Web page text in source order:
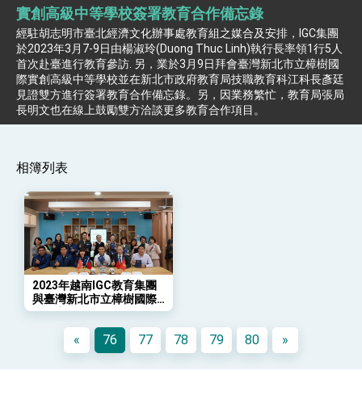
卓揆：臺美關稅談判階段性結果有助臺灣取得有
利戰略地位 全力支持「臺美對等貿易協定」簽署
外交部與數位發展部攜手合作，整合台灣雄厚數
位實力，達成固邦榮邦目標
外交部長林佳龍主持第35次「參與亞太經濟合作
策略小組」跨部會會議
民調顯示多數國人滿意政府外交表現，高度支持
「總合外交」與台歐美日關係深化
命運
變局中 奮起的新臺灣 總統發表國慶演說
總統發表執政周年談話 盼面對未來挑戰 堅持
團結 迎風轉型 穩健前行
賴總統就職演說影片
總統重要談話
外交部重要言論
實創高級中等學校簽署教育合作備忘錄
經駐胡志明市臺北經濟文化辦事處教育組之媒合及安排，IGC集團
於2023年3月7-9日由楊淑玲(Duong Thuc Linh)執行長率領1行5人
首次赴臺進行教育參訪. 另，業於3月9日拜會臺灣新北市立樟樹國
際實創高級中等學校並在新北市政府教育局技職教育科江科長彥廷
見證雙方進行簽署教育合作備忘錄。另，因業務繁忙，教育局張局
長明文也在線上鼓勵雙方洽談更多教育合作項目。
相簿列表
2023年越南IGC教育集團
與臺灣新北市立樟樹國際
實創高級中等學校簽署教
育合作備忘錄
« 76 77 78 79 80 »